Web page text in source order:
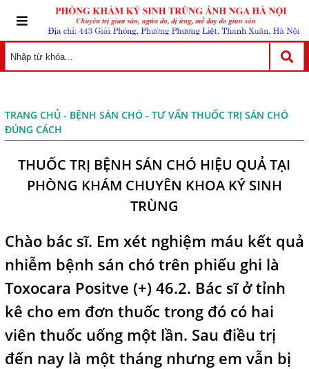
TRANG CHỦ- BỆNH SÁN CHÓ- TƯ VẤN THUỐC TRỊ SÁN CHÓ
ĐÚNG CÁCH
THUỐC TRỊ BỆNH SÁN CHÓ HIỆU QUẢ TẠI
PHÒNG KHÁM CHUYÊN KHOA KÝ SINH
TRÙNG
Chào bác sĩ. Em xét nghiệm máu kết quả
nhiễm bệnh sán chó trên phiếu ghi là
Toxocara Positve (+) 46.2. Bác sĩ ở tỉnh
kê cho em đơn thuốc trong đó có hai
viên thuốc uống một lần. Sau điều trị
đến nay là một tháng nhưng em vẫn bị